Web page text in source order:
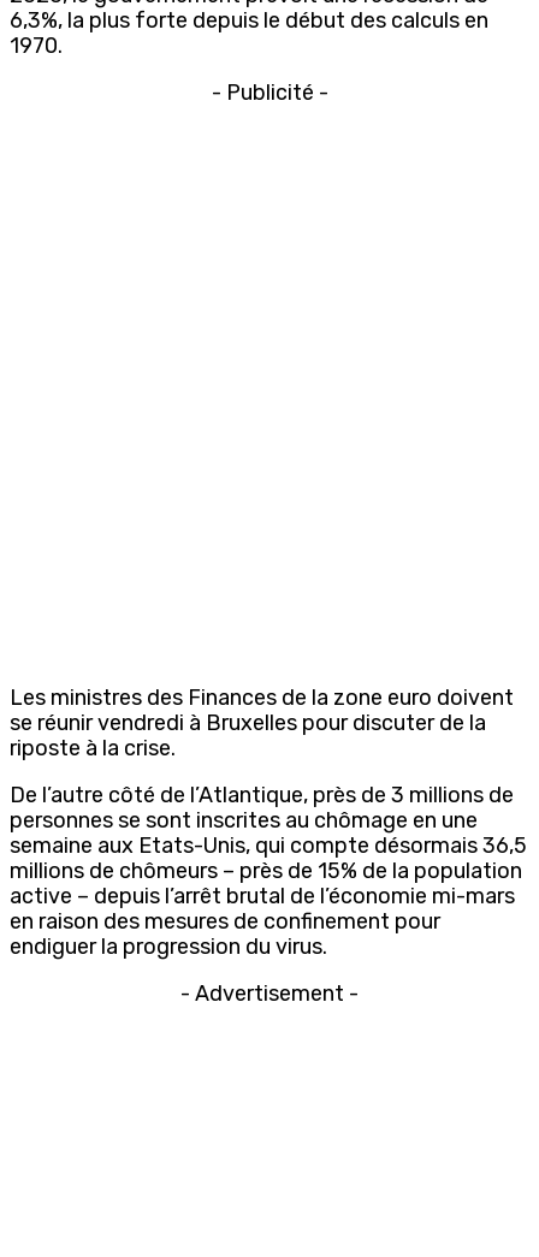
6,3%, la plus forte depuis le début des calculs en
1970.
- Publicité -
Les ministres des Finances de la zone euro doivent
se réunir vendredi à Bruxelles pour discuter de la
riposte à la crise.
De l’autre côté de l’Atlantique, près de 3 millions de
personnes se sont inscrites au chômage en une
semaine aux Etats-Unis, qui compte désormais 36,5
millions de chômeurs – près de 15% de la population
active – depuis l’arrêt brutal de l’économie mi-mars
en raison des mesures de confinement pour
endiguer la progression du virus.
- Advertisement -